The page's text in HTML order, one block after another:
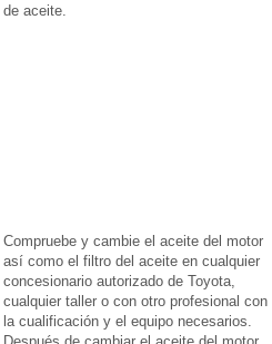
de aceite.
Compruebe y cambie el aceite del motor
así como el filtro del aceite en cualquier
concesionario autorizado de Toyota,
cualquier taller o con otro profesional con
la cualificación y el equipo necesarios.